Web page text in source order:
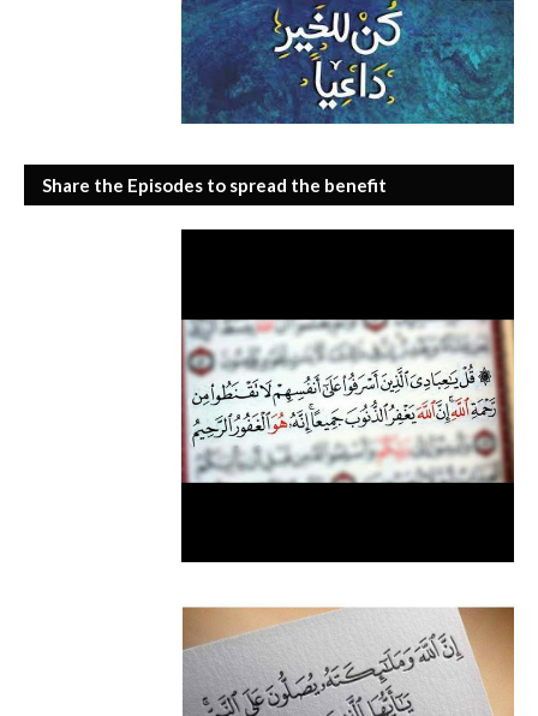
Share the Episodes to spread the benefit